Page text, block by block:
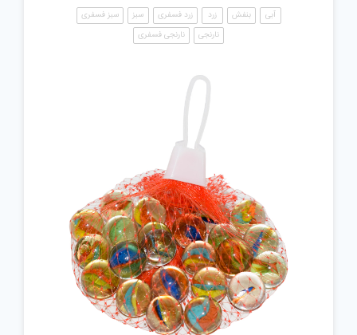
آبی بنفش زرد زرد فسفری سبز
سبز فسفری
نارنجی
نارنجی فسفری